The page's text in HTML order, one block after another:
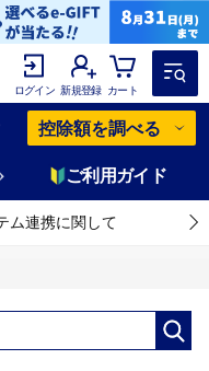
ログイン 新規登録 カート
控除額を調べる
ご利用ガイド
ム連携に関して